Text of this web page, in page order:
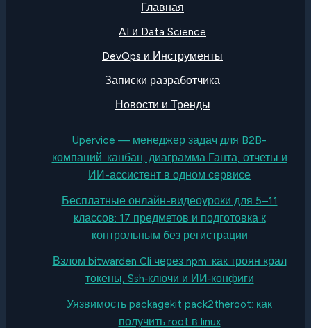
Главная
AI и Data Science
DevOps и Инструменты
Записки разработчика
Новости и Тренды
Upervice — менеджер задач для B2B-
компаний: канбан, диаграмма Ганта, отчеты и
ИИ-ассистент в одном сервисе
Бесплатные онлайн-видеоуроки для 5–11
классов: 17 предметов и подготовка к
контрольным без регистрации
Взлом bitwarden Cli через npm: как троян крал
токены, Ssh‑ключи и ИИ‑конфиги
Уязвимость packagekit pack2theroot: как
получить root в linux